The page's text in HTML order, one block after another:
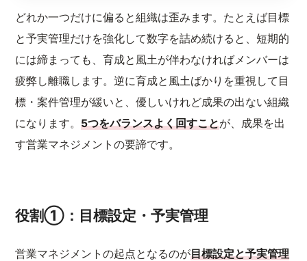
どれか一つだけに偏ると組織は歪みます。たとえば目標
と予実管理だけを強化して数字を詰め続けると、短期的
には締まっても、育成と風土が伴わなければメンバーは
疲弊し離職します。逆に育成と風土ばかりを重視して目
標・案件管理が緩いと、優しいけれど成果の出ない組織
になります。5つをバランスよく回すことが、成果を出
す営業マネジメントの要諦です。
役割①：目標設定・予実管理
営業マネジメントの起点となるのが目標設定と予実管理